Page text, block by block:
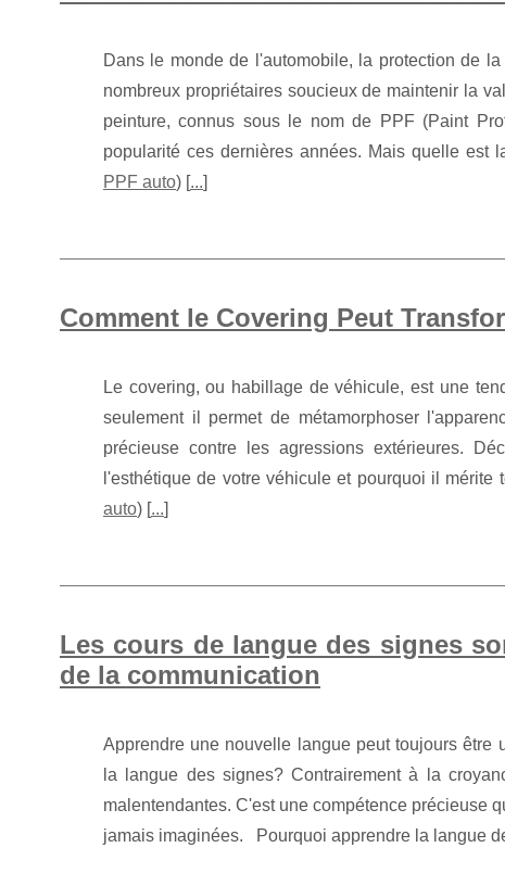
Dans le monde de l'automobile, la protection de
nombreux propriétaires soucieux de maintenir la
peinture, connus sous le nom de PPF (Paint
popularité ces dernières années. Mais quelle est
PPF auto) [...]
Comment le Covering Peut
Le covering, ou habillage de véhicule, est une
seulement il permet de métamorphoser
précieuse contre les agressions extérieures.
l'esthétique de votre véhicule et pourquoi il mérite
auto) [...]
Les cours de langue des signes
de la communication
Apprendre une nouvelle langue peut toujours être
la langue des signes? Contrairement à la
malentendantes. C'est une compétence précieuse
jamais imaginées. Pourquoi apprendre la langue